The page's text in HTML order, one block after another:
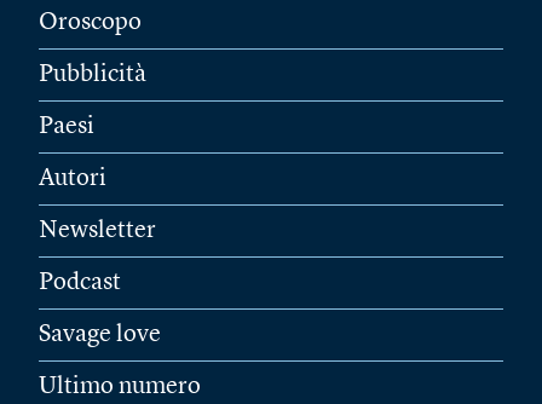
Oroscopo
Pubblicità
Paesi
Autori
Newsletter
Podcast
Savage love
Ultimo numero